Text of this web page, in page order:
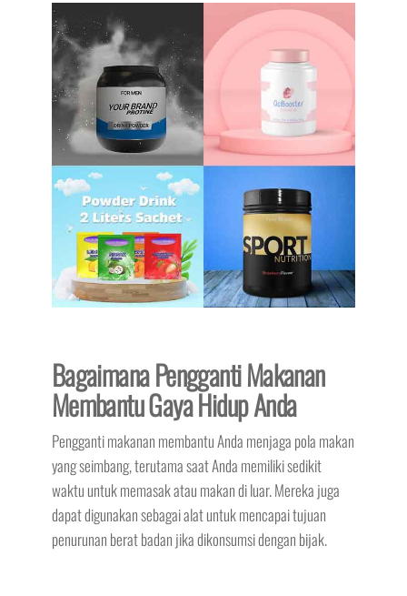
Bagaimana Pengganti Makanan
Membantu Gaya Hidup Anda
Pengganti makanan membantu Anda menjaga pola makan
yang seimbang, terutama saat Anda memiliki sedikit
waktu untuk memasak atau makan di luar. Mereka juga
dapat digunakan sebagai alat untuk mencapai tujuan
penurunan berat badan jika dikonsumsi dengan bijak.